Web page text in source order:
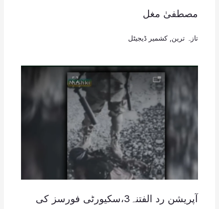
مصطفیٰ مغل
تازہ ترین کشمیر ڈیجیٹل
آپریشن رد الفتنہ3،سکیورٹی فورسز کی